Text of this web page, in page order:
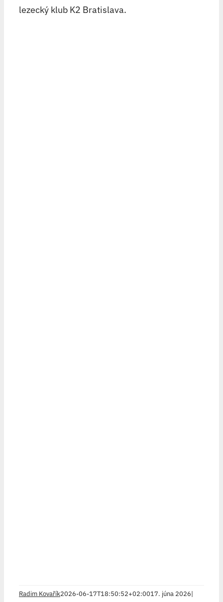
lezecký klub K2 Bratislava.
Radim Kovařík2026-06-17T18:50:52+02:0017. júna 2026|